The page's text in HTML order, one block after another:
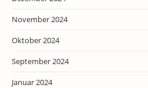
November 2024
Oktober 2024
September 2024
Januar 2024